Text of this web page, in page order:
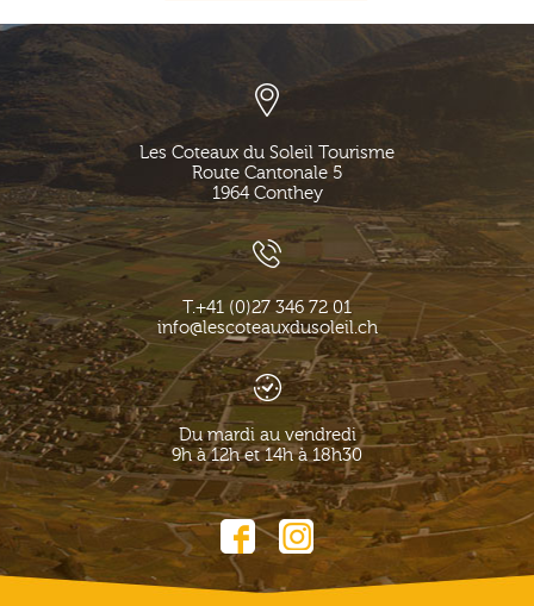
Les Coteaux du Soleil Tourisme
Route Cantonale 5
1964 Conthey
T.+41 (0)27 346 72 01
info@lescoteauxdusoleil.ch
Du mardi au vendredi
9h à 12h et 14h à 18h30